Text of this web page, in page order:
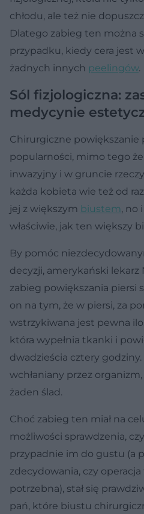
chłodu, ale też nie
Dlatego zabieg ten można
przypadku, kiedy cera jest
żadnych innych peelingów.
Sól fizjologiczna:
medycynie
Chirurgiczne powiększanie
popularności, mimo tego
inwazyjny i w gruncie
każda kobieta wie też od
jej z większym biustem, no
właściwie, jak ten większy
By pomóc
decyzji, amerykański lekarz
zabieg powiększania piersi
on na tym, że w piersi, za
wstrzykiwana jest pewna
która wypełnia tkanki i
dwadzieścia cztery
wchłaniany przez
żaden ślad.
Choć zabieg ten miał na
możliwości sprawdzenia,
przypadnie im do gustu (a
zdecydowania, czy
potrzebna), stał się
pań, które biustu